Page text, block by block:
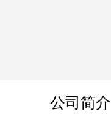
公司简介